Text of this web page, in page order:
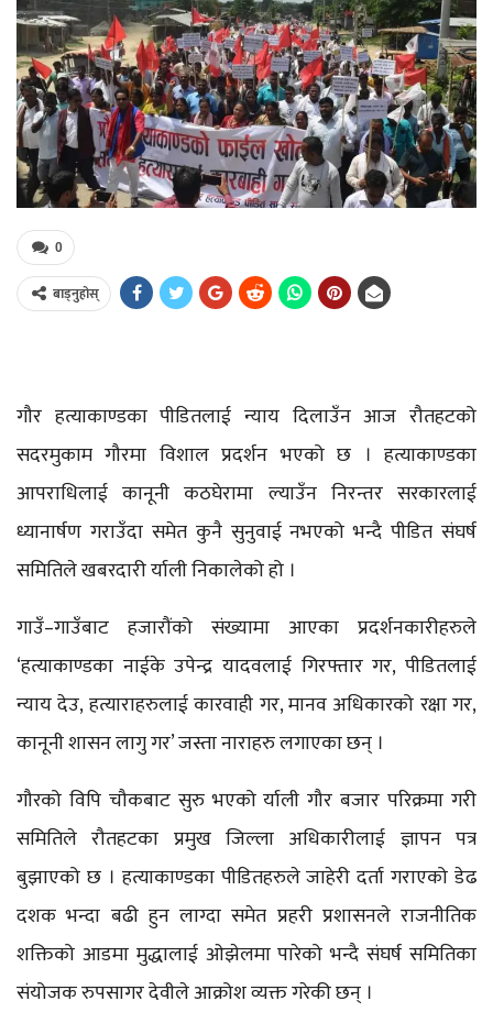
0
बाड्नुहोस्
गौर हत्याकाण्डका पीडितलाई न्याय दिलाउँन आज रौतहटको
सदरमुकाम गौरमा विशाल प्रदर्शन भएको छ । हत्याकाण्डका
आपराधिलाई कानूनी कठघेरामा ल्याउँन निरन्तर सरकारलाई
ध्यानार्षण गराउँदा समेत कुनै सुनुवाई नभएको भन्दै पीडित संघर्ष
समितिले खबरदारी र्याली निकालेको हो ।
गाउँ–गाउँबाट हजारौंको संख्यामा आएका प्रदर्शनकारीहरुले
‘हत्याकाण्डका नाईके उपेन्द्र यादवलाई गिरफ्तार गर, पीडितलाई
न्याय देउ, हत्याराहरुलाई कारवाही गर, मानव अधिकारको रक्षा गर,
कानूनी शासन लागु गर’ जस्ता नाराहरु लगाएका छन् ।
गौरको विपि चौकबाट सुरु भएको र्याली गौर बजार परिक्रमा गरी
समितिले रौतहटका प्रमुख जिल्ला अधिकारीलाई ज्ञापन पत्र
बुझाएको छ । हत्याकाण्डका पीडितहरुले जाहेरी दर्ता गराएको डेढ
दशक भन्दा बढी हुन लाग्दा समेत प्रहरी प्रशासनले राजनीतिक
शक्तिको आडमा मुद्धालाई ओझेलमा पारेको भन्दै संघर्ष समितिका
संयोजक रुपसागर देवीले आक्रोश व्यक्त गरेकी छन् ।